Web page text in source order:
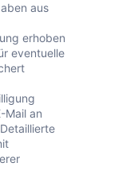
aus
erhoben
eventuelle
Mail an